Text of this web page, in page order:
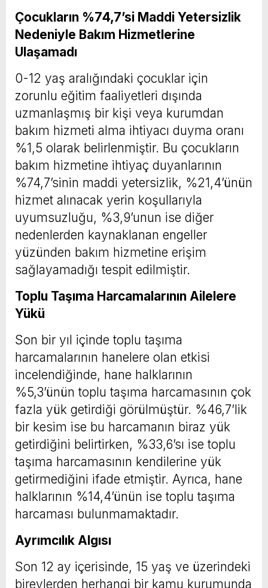
Çocukların %74,7’si Maddi Yetersizlik
Nedeniyle Bakım Hizmetlerine
Ulaşamadı
0-12 yaş aralığındaki çocuklar için
zorunlu eğitim faaliyetleri dışında
uzmanlaşmış bir kişi veya kurumdan
bakım hizmeti alma ihtiyacı duyma oranı
%1,5 olarak belirlenmiştir. Bu çocukların
bakım hizmetine ihtiyaç duyanlarının
%74,7’sinin maddi yetersizlik, %21,4’ünün
hizmet alınacak yerin koşullarıyla
uyumsuzluğu, %3,9’unun ise diğer
nedenlerden kaynaklanan engeller
yüzünden bakım hizmetine erişim
sağlayamadığı tespit edilmiştir.
Toplu Taşıma Harcamalarının Ailelere
Yükü
Son bir yıl içinde toplu taşıma
harcamalarının hanelere olan etkisi
incelendiğinde, hane halklarının
%5,3’ünün toplu taşıma harcamasının çok
fazla yük getirdiği görülmüştür. %46,7’lik
bir kesim ise bu harcamanın biraz yük
getirdiğini belirtirken, %33,6’sı ise toplu
taşıma harcamasının kendilerine yük
getirmediğini ifade etmiştir. Ayrıca, hane
halklarının %14,4’ünün ise toplu taşıma
harcaması bulunmamaktadır.
Ayrımcılık Algısı
Son 12 ay içerisinde, 15 yaş ve üzerindeki
bireylerden herhangi bir kamu kurumunda